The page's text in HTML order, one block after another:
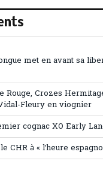
met en avant sa
Rouge, Crozes
Fleury en viognier
cognac XO Early
CHR à « l’heure